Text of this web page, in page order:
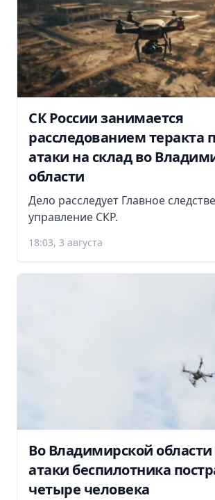
СК России занимается
расследованием теракта
атаки на склад во
области
Дело расследует Главное
управление СКР.
18:03, 3 августа
Во Владимирской области
атаки беспилотника
четыре человека